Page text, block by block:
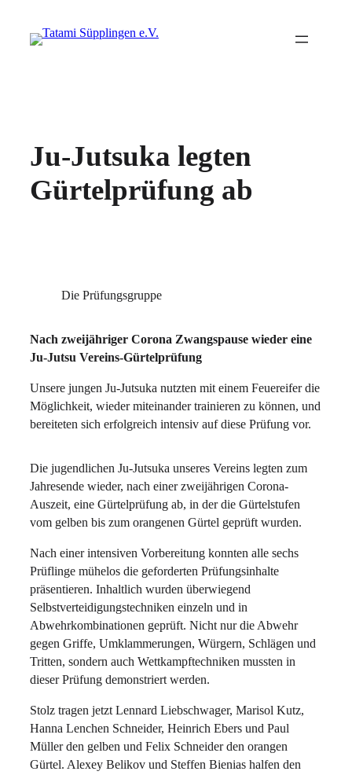
Ju-Jutsuka legten
Gürtelprüfung ab
Die Prüfungsgruppe
Nach zweijähriger Corona Zwangspause wieder eine
Ju-Jutsu Vereins-Gürtelprüfung
Unsere jungen Ju-Jutsuka nutzten mit einem Feuereifer die
Möglichkeit, wieder miteinander trainieren zu können, und
bereiteten sich erfolgreich intensiv auf diese Prüfung vor.
Die jugendlichen Ju-Jutsuka unseres Vereins legten zum
Jahresende wieder, nach einer zweijährigen Corona-
Auszeit, eine Gürtelprüfung ab, in der die Gürtelstufen
vom gelben bis zum orangenen Gürtel geprüft wurden.
Nach einer intensiven Vorbereitung konnten alle sechs
Prüflinge mühelos die geforderten Prüfungsinhalte
präsentieren. Inhaltlich wurden überwiegend
Selbstverteidigungstechniken einzeln und in
Abwehrkombinationen geprüft. Nicht nur die Abwehr
gegen Griffe, Umklammerungen, Würgern, Schlägen und
Tritten, sondern auch Wettkampftechniken mussten in
dieser Prüfung demonstriert werden.
Stolz tragen jetzt Lennard Liebschwager, Marisol Kutz,
Hanna Lenchen Schneider, Heinrich Ebers und Paul
Müller den gelben und Felix Schneider den orangen
Gürtel. Alexey Belikov und Steffen Bienias halfen den